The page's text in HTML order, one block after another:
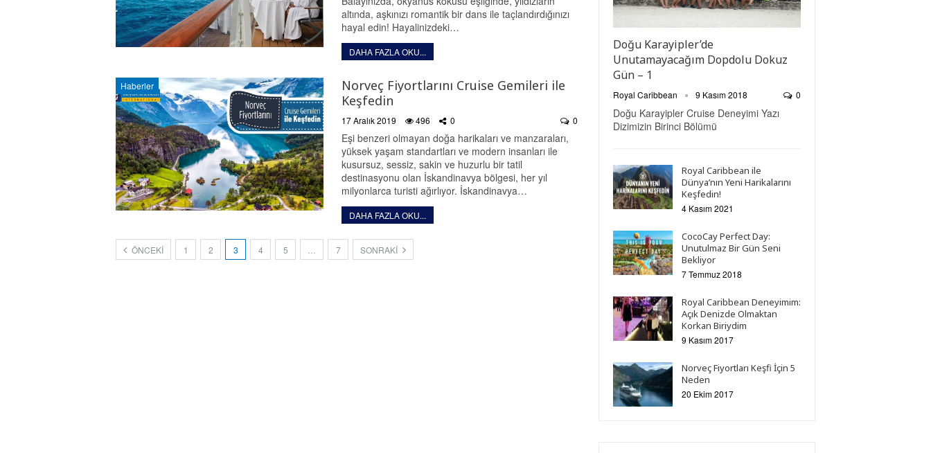
altında, aşkınızı romantik bir dans ile taçlandırdığınızı
hayal edin! Hayalinizdeki…
DAHA FAZLA OKU...
Haberler
Norveç Fiyortlarını Cruise Gemileri ile
Keşfedin
17 Aralık 2019 496 0 0
Eşi benzeri olmayan doğa harikaları ve manzaraları,
yüksek yaşam standartları ve modern insanları ile
kusursuz, sessiz, sakin ve huzurlu bir tatil
destinasyonu olan İskandinavya bölgesi, her yıl
milyonlarca turisti ağırlıyor. İskandinavya…
DAHA FAZLA OKU...
ÖNCEKI 1 2 3 4 5 7 SONRAKI
Doğu Karayipler’de
Unutamayacağım Dopdolu Dokuz
Gün – 1
Royal Caribbean 9 Kasım 2018 0
Doğu Karayipler Cruise Deneyimi Yazı
Dizimizin Birinci Bölümü
Royal Caribbean ile
Dünya’nın Yeni Harikalarını
Keşfedin!
4 Kasım 2021
CocoCay Perfect Day:
Unutulmaz Bir Gün Seni
Bekliyor
7 Temmuz 2018
Royal Caribbean Deneyimim:
Açık Denizde Olmaktan
Korkan Biriydim
9 Kasım 2017
Norveç Fiyortları Keşfi İçin 5
Neden
20 Ekim 2017